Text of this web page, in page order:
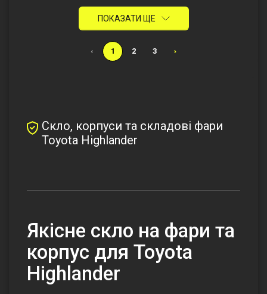
ПОКАЗАТИ ЩЕ
‹ 1 2 3 ›
Скло, корпуси та складові фари
Toyota Highlander
Якісне скло на фари та
корпус для Toyota
Highlander